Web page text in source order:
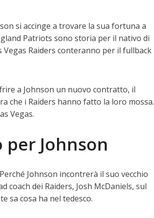
si accinge a trovare la sua fortuna a
Patriots sono storia per il nativo di
Raiders conteranno per il fullback
a Johnson un nuovo contratto, il
che i Raiders hanno fatto la loro mossa.
Vegas.
per Johnson
Johnson incontrerà il suo vecchio
dei Raiders, Josh McDaniels, sul
sa cosa ha nel tedesco.